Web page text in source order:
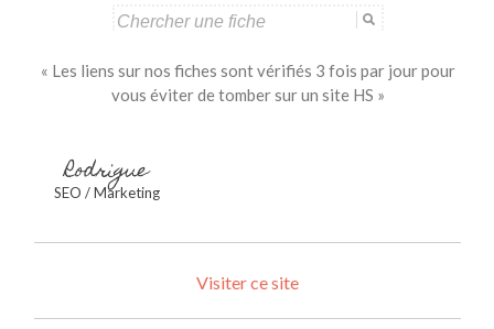
« Les liens sur nos fiches sont vérifiés 3 fois par jour pour
vous éviter de tomber sur un site HS »
Rodrigue
SEO / Marketing
Visiter ce site